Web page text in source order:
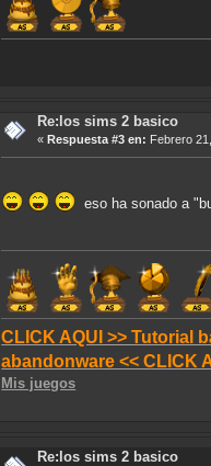
Re:los sims 2 basico
« Respuesta #3 en: Febrero
eso ha sonado a
CLICK AQUI >> Tutorial
abandonware << CLICK
Mis juegos
Re:los sims 2 basico